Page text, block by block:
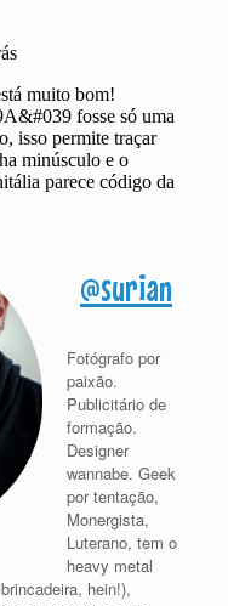
@surian
Fotógrafo por
paixão.
Publicitário de
formação.
Designer
wannabe. Geek
por tentação,
Monergista,
Luterano, tem o
heavy metal
hein!),